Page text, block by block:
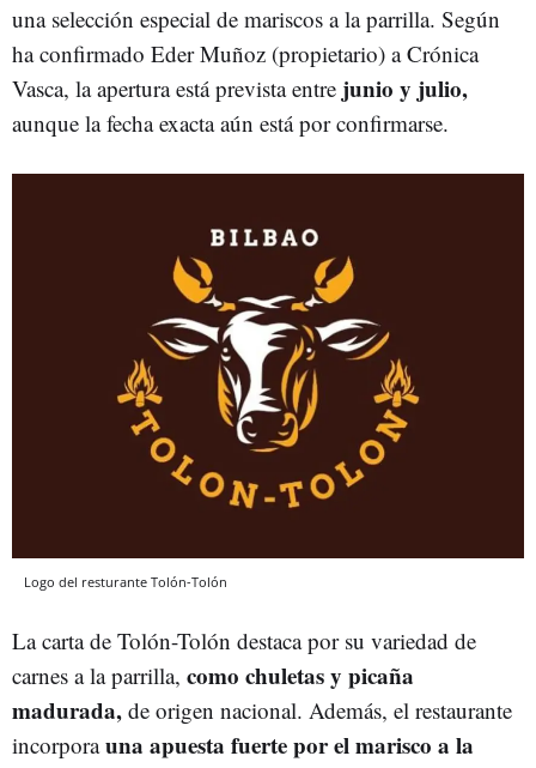
una selección especial de mariscos a la parrilla. Según
ha confirmado Eder Muñoz (propietario) a Crónica
Vasca, la apertura está prevista entre junio y julio,
aunque la fecha exacta aún está por confirmarse.
Logo del resturante Tolón-Tolón
La carta de Tolón-Tolón destaca por su variedad de
carnes a la parrilla, como chuletas y picaña
madurada, de origen nacional. Además, el restaurante
incorporauna apuesta fuerte por el marisco a la